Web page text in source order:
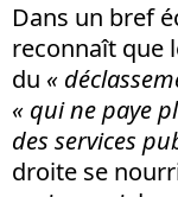
Dans un bref
reconnaît que
du «
« qui ne paye
des services
droite se